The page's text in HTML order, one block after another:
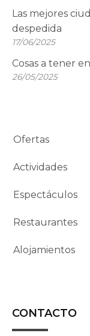
Las mejores
despedida
17/06/2025
Cosas a tener
26/05/2025
Ofertas
Actividades
Espectáculos
Restaurantes
Alojamientos
CONTACTO